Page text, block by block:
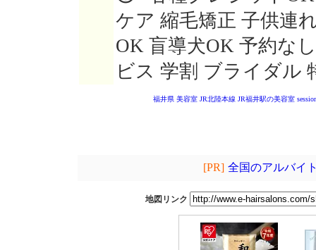
ケア 縮毛矯正 子供連
OK 盲導犬OK 予約な
ビス 学割 ブライダル
福井県 美容室 JR北陸本線 JR福井駅の美容室
[PR] 全国のアルバイ
地図リンク